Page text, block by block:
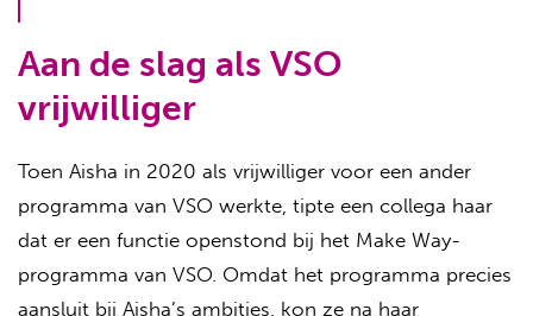
Aan de slag als VSO
vrijwilliger
Toen Aisha in 2020 als vrijwilliger voor een ander
programma van VSO werkte, tipte een collega haar
dat er een functie openstond bij het Make Way-
programma van VSO. Omdat het programma precies
aansluit bij Aisha’s ambities, kon ze na haar